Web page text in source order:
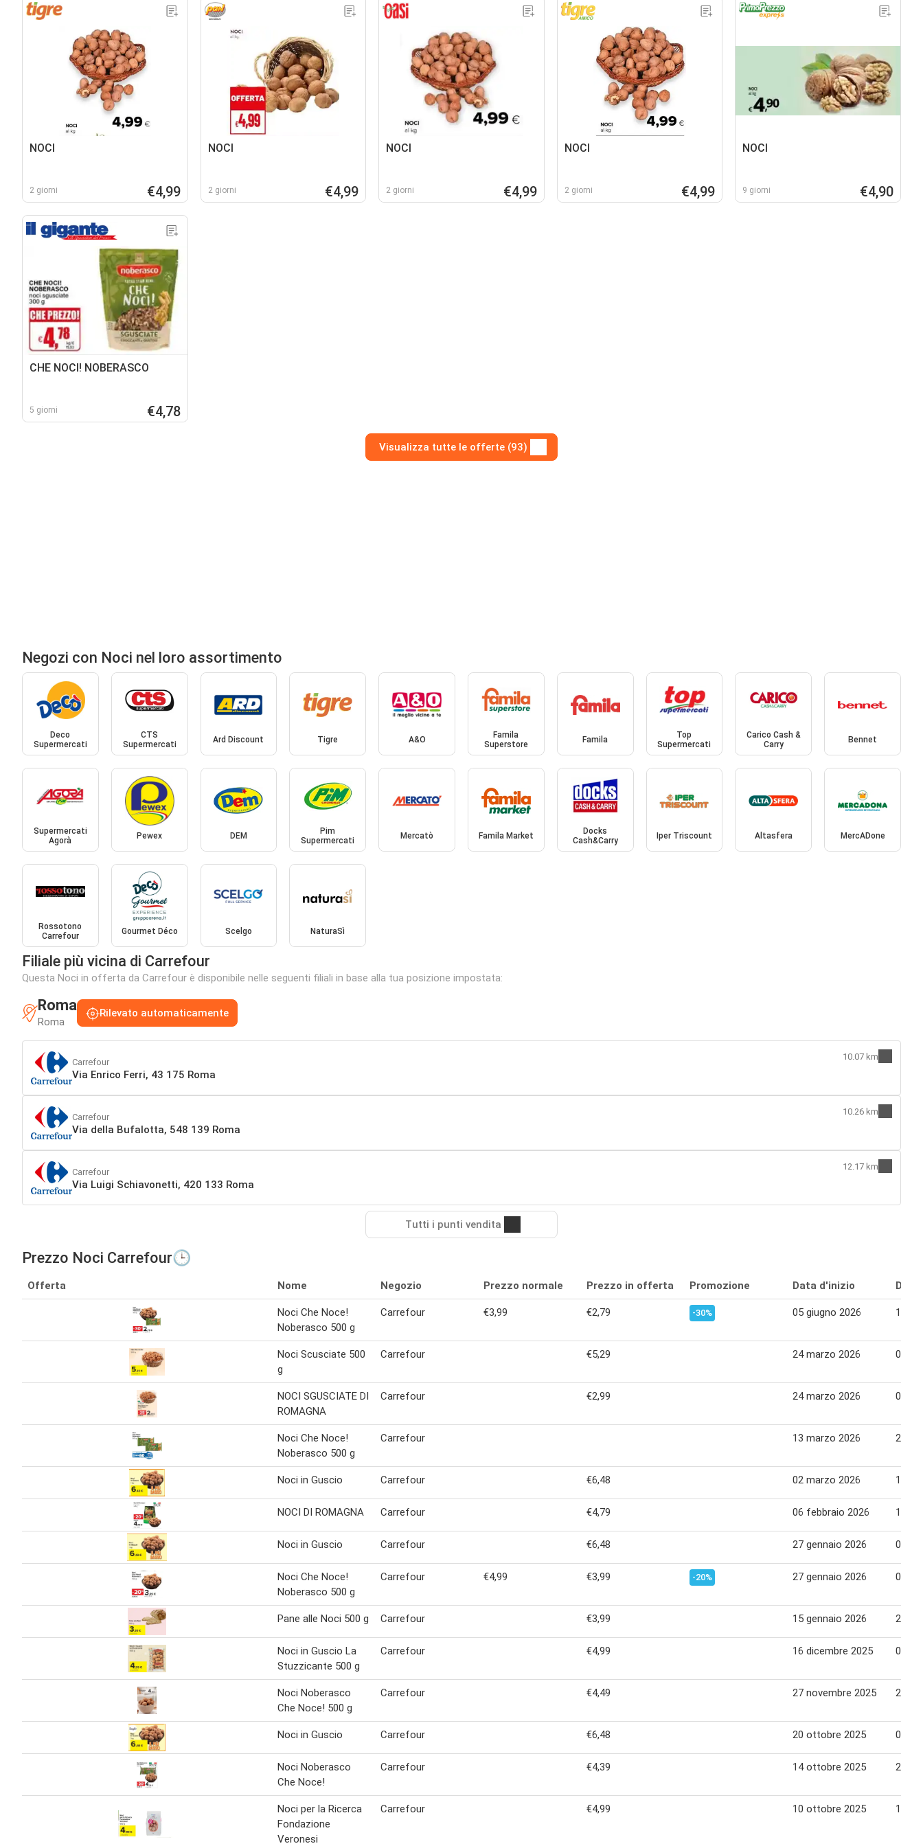
NOCI
2 giorni €4,99
NOCI
2 giorni €4,99
NOCI
2 giorni €4,99
NOCI
2 giorni €4,99
NOCI
9 giorni €4,90
CHE NOCI! NOBERASCO
5 giorni €4,78
Visualizza tutte le offerte (93)
Negozi con Noci nel loro assortimento
Deco
Supermercati
CTS
Supermercati
Ard Discount Tigre A&O
Famila
Superstore
Famila
Top
Supermercati
Carico Cash &
Carry
Bennet
Supermercati
Agorà
Pewex DEM
Pim
Supermercati
Mercatò Famila Market
Docks
Cash&Carry
Iper Triscount Altasfera MercADone
Rossotono
Carrefour
Gourmet Déco Scelgo NaturaSì
Filiale più vicina di Carrefour
Questa Noci in offerta da Carrefour è disponibile nelle seguenti filiali in base alla tua posizione impostata:
Roma
Roma
Rilevato automaticamente
Carrefour
Via Enrico Ferri, 43 175 Roma
10.07 km
Carrefour
Via della Bufalotta, 548 139 Roma
10.26 km
Carrefour
Via Luigi Schiavonetti, 420 133 Roma
12.17 km
Tutti i punti vendita
Prezzo Noci Carrefour🕒
Offerta Nome Negozio Prezzo normale Prezzo in offerta Promozione Data d'inizio Data
Noci Che Noce!
Noberasco 500 g
Carrefour €3,99 €2,79 -30% 05 giugno 2026 15
Noci Scusciate 500
g
Carrefour €5,29 24 marzo 2026 06
NOCI SGUSCIATE DI
ROMAGNA
Carrefour €2,99 24 marzo 2026 06
Noci Che Noce!
Noberasco 500 g
Carrefour 13 marzo 2026 23
Noci in Guscio Carrefour €6,48 02 marzo 2026 12
NOCI DI ROMAGNA Carrefour €4,79 06 febbraio 2026 15
Noci in Guscio Carrefour €6,48 27 gennaio 2026 05
Noci Che Noce!
Noberasco 500 g
Carrefour €4,99 €3,99 -20% 27 gennaio 2026 05
Pane alle Noci 500 g Carrefour €3,99 15 gennaio 2026 26
Noci in Guscio La
Stuzzicante 500 g
Carrefour €4,99 16 dicembre 2025 01
Noci Noberasco
Che Noce! 500 g
Carrefour €4,49 27 novembre 2025 24
Noci in Guscio Carrefour €6,48 20 ottobre 2025 03
Noci Noberasco
Che Noce!
Carrefour €4,39 14 ottobre 2025 23
Noci per la Ricerca
Fondazione
Veronesi
Carrefour €4,99 10 ottobre 2025 19